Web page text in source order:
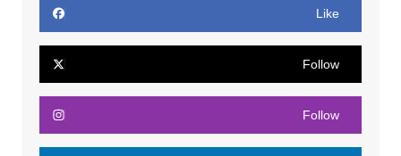
Like
Follow
Follow